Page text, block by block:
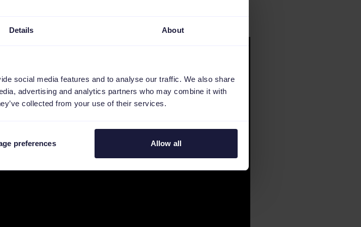
Details About
social media features and to analyse our traffic. We also share
advertising and analytics partners who may combine it with
collected from your use of their services.
preferences Allow all
in de accounts konden worden